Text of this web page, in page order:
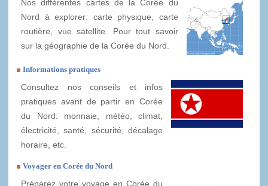
Nos différentes cartes de la Corée du
Nord à explorer: carte physique, carte
routière, vue satellite. Pour tout savoir
sur la géographie de la Corée du Nord.
Informations pratiques
Consultez nos conseils et infos
pratiques avant de partir en Corée
du Nord: monnaie, météo, climat,
électricité, santé, sécurité, décalage
horaire, etc.
Voyager en Corée du Nord
Préparez votre voyage en Corée du